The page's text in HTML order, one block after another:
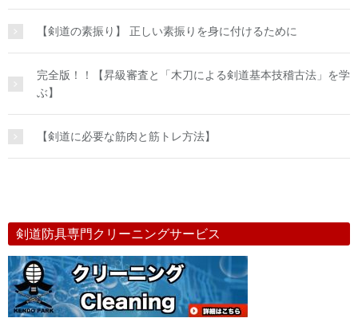
【剣道の素振り】 正しい素振りを身に付けるために
完全版！！【昇級審査と「木刀による剣道基本技稽古法」を学
ぶ】
【剣道に必要な筋肉と筋トレ方法】
剣道防具専門クリーニングサービス